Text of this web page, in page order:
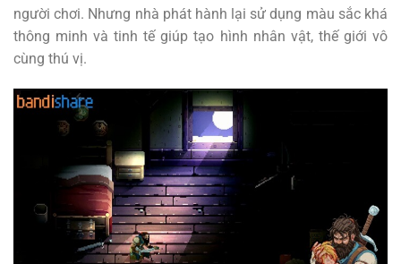
người chơi. Nhưng nhà phát hành lại sử dụng màu sắc khá
thông minh và tinh tế giúp tạo hình nhân vật, thế giới vô
cùng thú vị.